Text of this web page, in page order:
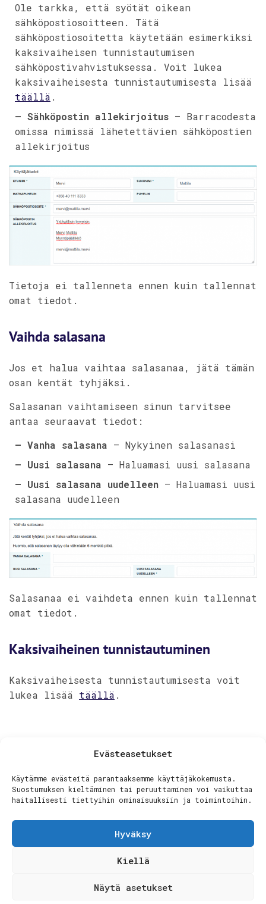
Evästeasetukset
Käytämme evästeitä parantaaksemme käyttäjäkokemusta.
Suostumuksen kieltäminen tai peruuttaminen voi vaikuttaa
haitallisesti tiettyihin ominaisuuksiin ja toimintoihin.
Hyväksy
Kiellä
Näytä asetukset
Ole tarkka, että syötät oikean
sähköpostiosoitteen. Tätä
sähköpostiosoitetta käytetään esimerkiksi
kaksivaiheisen tunnistautumisen
sähköpostivahvistuksessa. Voit lukea
kaksivaiheisesta tunnistautumisesta lisää
täällä .
– Sähköpostin allekirjoitus – Barracodesta
omissa nimissä lähetettävien sähköpostien
allekirjoitus
Tietoja ei tallenneta ennen kuin tallennat
omat tiedot.
Vaihda salasana
Jos et halua vaihtaa salasanaa, jätä tämän
osan kentät tyhjäksi.
Salasanan vaihtamiseen sinun tarvitsee
antaa seuraavat tiedot:
– Vanha salasana – Nykyinen salasanasi
– Uusi salasana – Haluamasi uusi salasana
– Uusi salasana uudelleen – Haluamasi uusi
salasana uudelleen
Salasanaa ei vaihdeta ennen kuin tallennat
omat tiedot.
Kaksivaiheinen tunnistautuminen
Kaksivaiheisesta tunnistautumisesta voit
lukea lisää täällä .
Tietosuojaseloste|Evästekäytäntö